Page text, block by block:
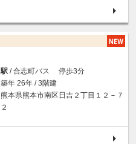
駅 / 合志町バス 停歩3分
築年 26年 / 3階建
熊本県熊本市南区日吉２丁目１２－７
２